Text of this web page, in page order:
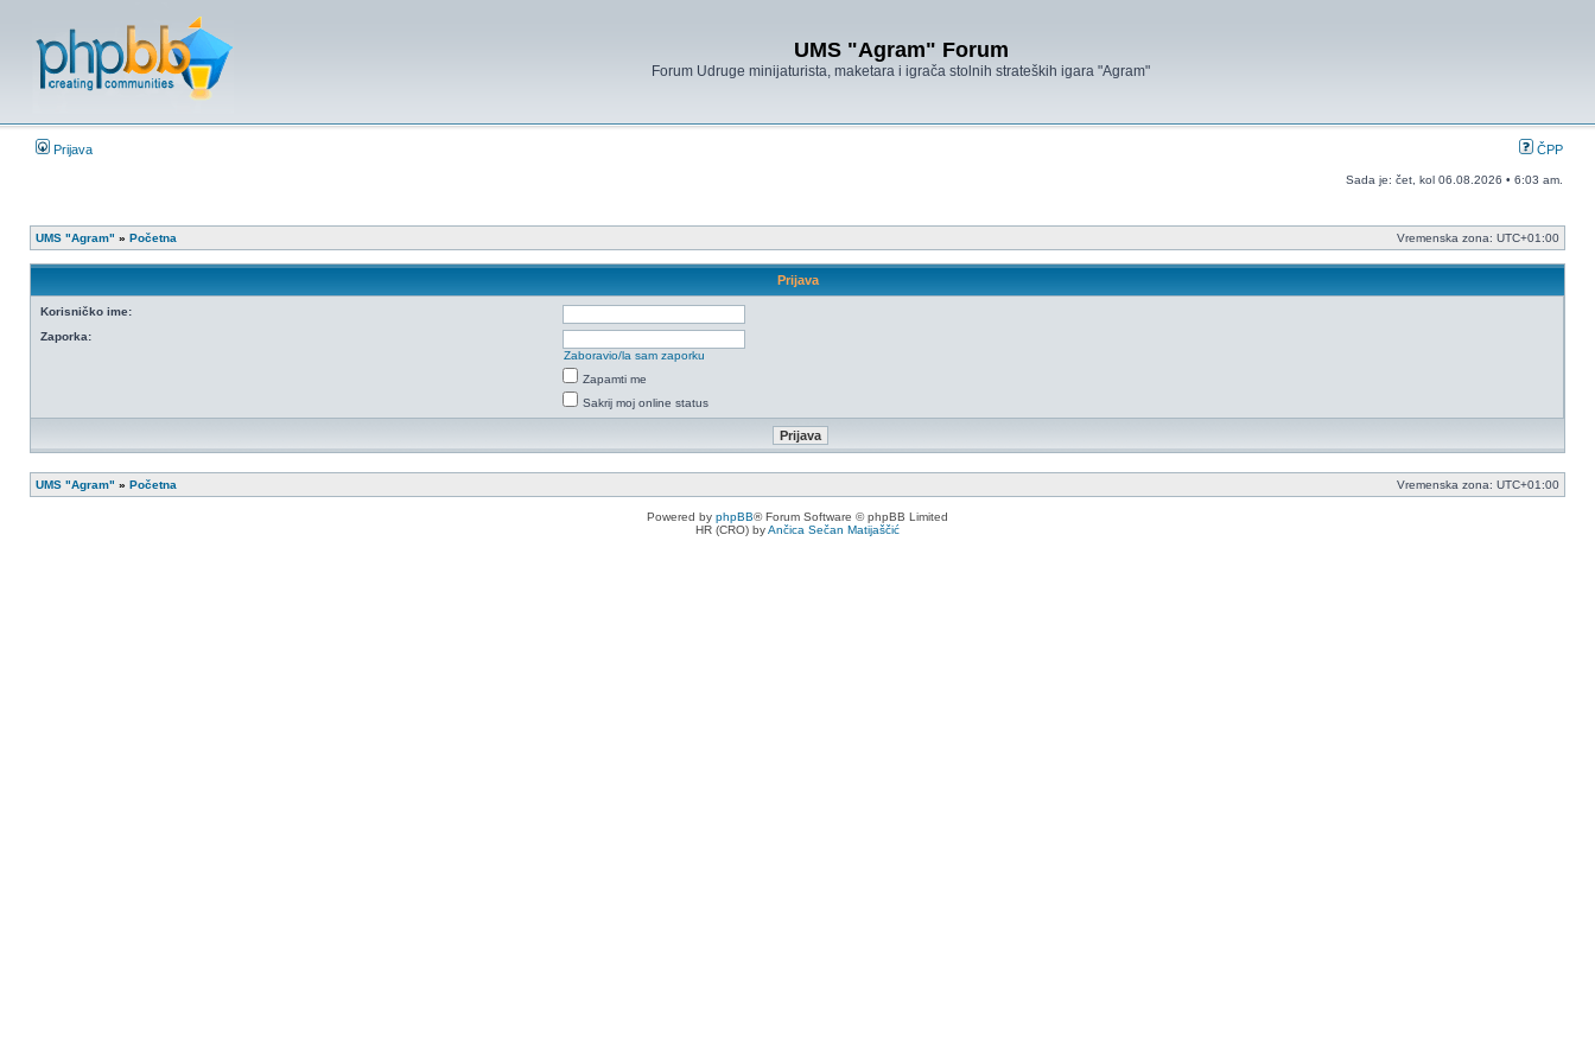
UMS "Agram" Forum
Forum Udruge minijaturista, maketara i igrača stolnih strateških igara "Agram"
Prijava ČPP
Sada je: čet, kol 06.08.2026 • 6:03 am.
UMS "Agram" » Početna Vremenska zona: UTC+01:00
Prijava
Korisničko ime:
Zaporka:
Zaboravio/la sam zaporku
Zapamti me
Sakrij moj online status
UMS "Agram" » Početna Vremenska zona: UTC+01:00
Powered by phpBB® Forum Software © phpBB Limited
HR (CRO) byAnčica Sečan Matijaščić